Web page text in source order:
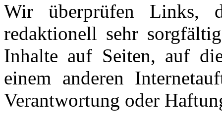
Wir überprüfen Links,
redaktionell sehr
Inhalte auf Seiten, auf
einem anderen
Verantwortung oder